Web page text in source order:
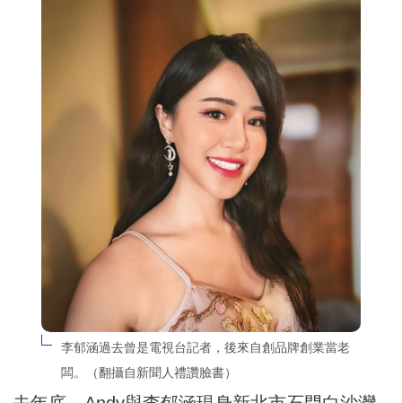
李郁涵過去曾是電視台記者，後來自創品牌創業當老
闆。（翻攝自新聞人禮讚臉書）